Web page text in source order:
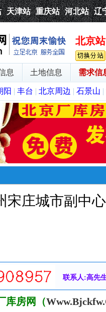
天津站 重庆站 河北站 辽
北京站
息 土地信息 需求信
阳 | 丰台 | 北京周边 | 石景山 |
宋庄城市副中
联系人:高先
库房网（